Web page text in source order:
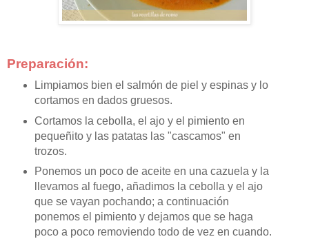
Preparación:
Limpiamos bien el salmón de piel y espinas y lo
cortamos en dados gruesos.
Cortamos la cebolla, el ajo y el pimiento en
pequeñito y las patatas las "cascamos" en
trozos.
Ponemos un poco de aceite en una cazuela y la
llevamos al fuego, añadimos la cebolla y el ajo
que se vayan pochando; a continuación
ponemos el pimiento y dejamos que se haga
poco a poco removiendo todo de vez en cuando.